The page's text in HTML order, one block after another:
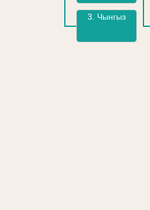
3. Чынгыз